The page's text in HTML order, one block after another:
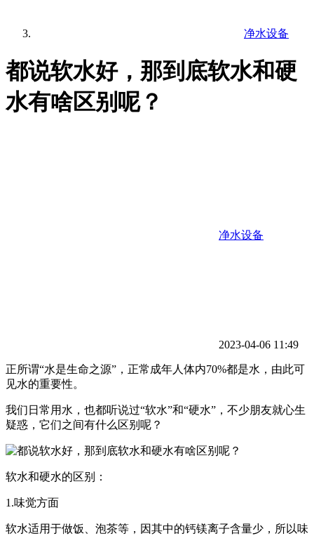
净水设备
都说软水好，那到底软水和硬
水有啥区别呢？
净水设备
2023-04-06 11:49
正所谓“水是生命之源”，正常成年人体内70%都是水，由此可
见水的重要性。
我们日常用水，也都听说过“软水”和“硬水”，不少朋友就心生
疑惑，它们之间有什么区别呢？
软水和硬水的区别：
1.味觉方面
软水适用于做饭、泡茶等，因其中的钙镁离子含量少，所以味